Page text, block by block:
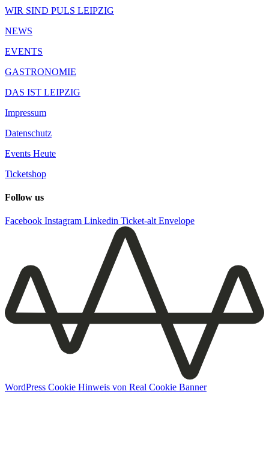
WIR SIND PULS LEIPZIG
NEWS
EVENTS
GASTRONOMIE
DAS IST LEIPZIG
Impressum
Datenschutz
Events Heute
Ticketshop
Follow us
Facebook Instagram Linkedin Ticket-alt Envelope
WordPress Cookie Hinweis von Real Cookie Banner